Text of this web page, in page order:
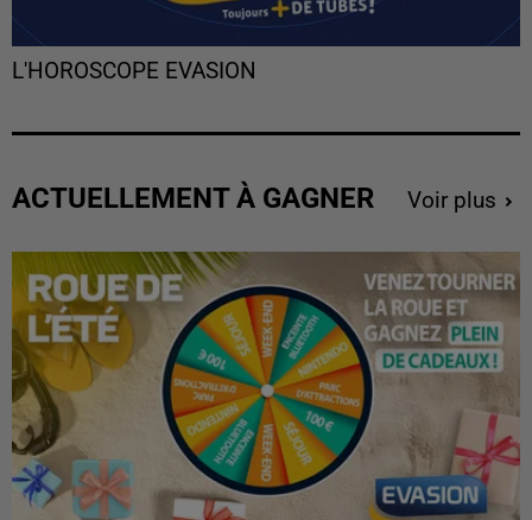
L'HOROSCOPE EVASION
ACTUELLEMENT À GAGNER Voir plus